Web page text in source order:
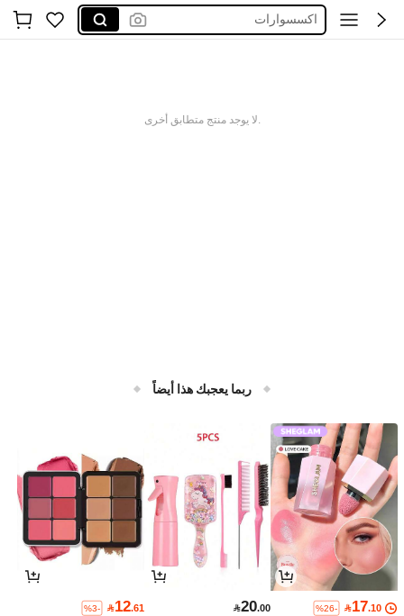
اكسسوارات
.لا يوجد منتج متطابق أخرى
ربما يعجبك هذا أيضاً
17.10
%26-
20.00
12.61
%3-